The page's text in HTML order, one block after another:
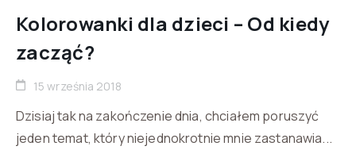
Kolorowanki dla dzieci – Od kiedy
zacząć?
15 września 2018
Dzisiaj tak na zakończenie dnia, chciałem poruszyć
jeden temat, który niejednokrotnie mnie zastanawia...